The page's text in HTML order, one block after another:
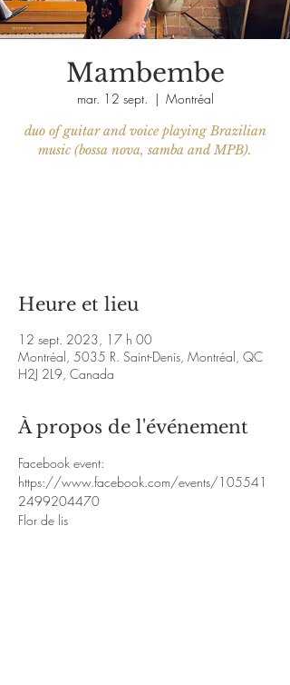
Mambembe
mar. 12 sept.
  |
Montréal
duo of guitar and voice playing Brazilian
music (bossa nova, samba and MPB).
Heure et lieu
12 sept. 2023, 17 h 00
Montréal, 5035 R. Saint-Denis, Montréal, QC
H2J 2L9, Canada
À propos de l'événement
Facebook event:
https://www.facebook.com/events/105541
2499204470
Flor de lis